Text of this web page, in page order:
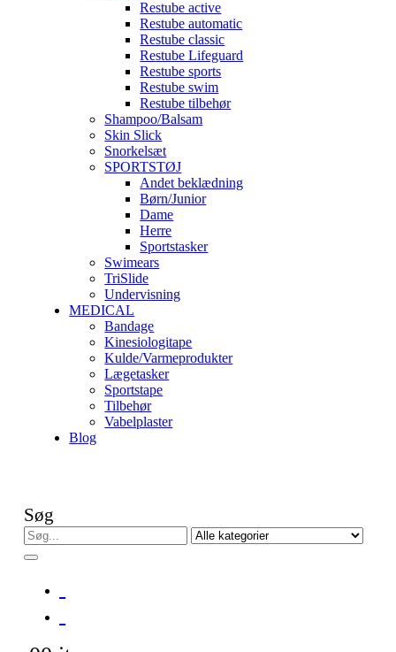
Restube active
Restube automatic
Restube classic
Restube Lifeguard
Restube sports
Restube swim
Restube tilbehør
Shampoo/Balsam
Skin Slick
Snorkelsæt
SPORTSTØJ
Andet beklædning
Børn/Junior
Dame
Herre
Sportstasker
Swimears
TriSlide
Undervisning
MEDICAL
Bandage
Kinesiologitape
Kulde/Varmeprodukter
Lægetasker
Sportstape
Tilbehør
Vabelplaster
Blog
Søg